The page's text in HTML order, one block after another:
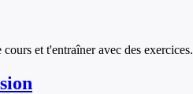
et t'entraîner avec des exercices.